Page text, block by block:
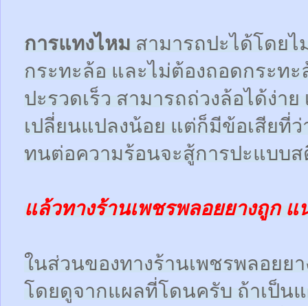
การแทงไหม สามารถปะได้โดยไ
กระทะล้อ และไม่ต้องถอดกระทะ
ปะรวดเร็ว สามารถถ่วงล้อได้ง่า
เปลี่ยนแปลงน้อย แต่ก็มีข้อเสียที่
ทนต่อความร้อนจะสู้การปะแบบ
แล้วทางร้านเพชรพลอยยางถูก
ในส่วนของทางร้านเพชรพลอยย
โดยดูจากแผลที่โดนครับ ถ้าเป็น